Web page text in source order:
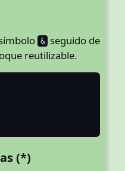
& seguido de
reutilizable.
(*)